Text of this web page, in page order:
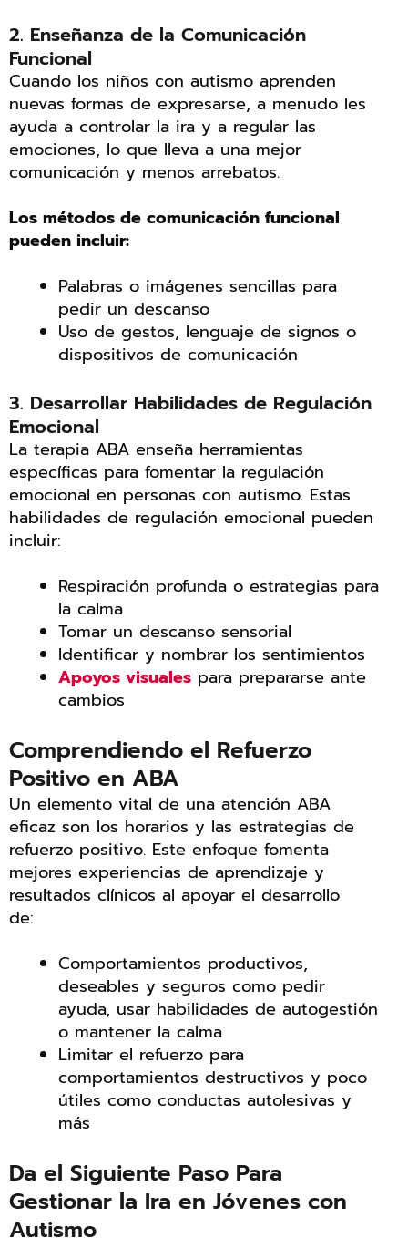
2. Enseñanza de la Comunicación
Funcional
Cuando los niños con autismo aprenden
nuevas formas de expresarse, a menudo les
ayuda a controlar la ira y a regular las
emociones, lo que lleva a una mejor
comunicación y menos arrebatos.
Los métodos de comunicación funcional
pueden incluir:
Palabras o imágenes sencillas para
pedir un descanso
Uso de gestos, lenguaje de signos o
dispositivos de comunicación
3. Desarrollar Habilidades de Regulación
Emocional
La terapia ABA enseña herramientas
específicas para fomentar la regulación
emocional en personas con autismo. Estas
habilidades de regulación emocional pueden
incluir:
Respiración profunda o estrategias para
la calma
Tomar un descanso sensorial
Identificar y nombrar los sentimientos
Apoyos visuales para prepararse ante
cambios
Comprendiendo el Refuerzo
Positivo en ABA
Un elemento vital de una atención ABA
eficaz son los horarios y las estrategias de
refuerzo positivo. Este enfoque fomenta
mejores experiencias de aprendizaje y
resultados clínicos al apoyar el desarrollo
de:
Comportamientos productivos,
deseables y seguros como pedir
ayuda, usar habilidades de autogestión
o mantener la calma
Limitar el refuerzo para
comportamientos destructivos y poco
útiles como conductas autolesivas y
más
Da el Siguiente Paso Para
Gestionar la Ira en Jóvenes con
Autismo